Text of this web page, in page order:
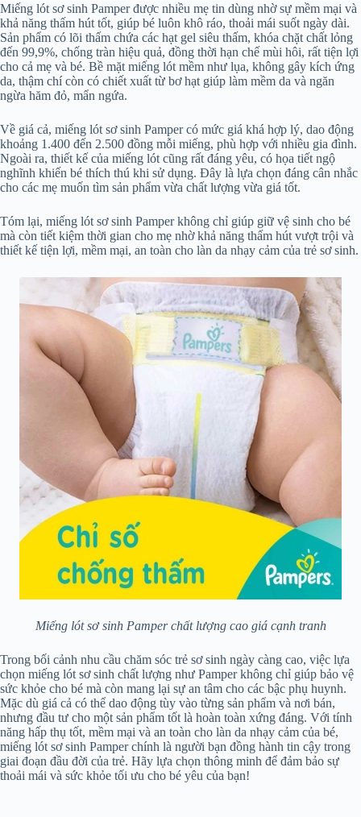
Miếng lót sơ sinh Pamper được nhiều mẹ tin dùng nhờ sự mềm mại và
khả năng thấm hút tốt, giúp bé luôn khô ráo, thoải mái suốt ngày dài.
Sản phẩm có lõi thấm chứa các hạt gel siêu thấm, khóa chặt chất lỏng
đến 99,9%, chống tràn hiệu quả, đồng thời hạn chế mùi hôi, rất tiện lợi
cho cả mẹ và bé. Bề mặt miếng lót mềm như lụa, không gây kích ứng
da, thậm chí còn có chiết xuất từ bơ hạt giúp làm mềm da và ngăn
ngừa hăm đỏ, mẩn ngứa.
Về giá cả, miếng lót sơ sinh Pamper có mức giá khá hợp lý, dao động
khoảng 1.400 đến 2.500 đồng mỗi miếng, phù hợp với nhiều gia đình.
Ngoài ra, thiết kế của miếng lót cũng rất đáng yêu, có họa tiết ngộ
nghĩnh khiến bé thích thú khi sử dụng. Đây là lựa chọn đáng cân nhắc
cho các mẹ muốn tìm sản phẩm vừa chất lượng vừa giá tốt.
Tóm lại, miếng lót sơ sinh Pamper không chỉ giúp giữ vệ sinh cho bé
mà còn tiết kiệm thời gian cho mẹ nhờ khả năng thấm hút vượt trội và
thiết kế tiện lợi, mềm mại, an toàn cho làn da nhạy cảm của trẻ sơ sinh.
Miếng lót sơ sinh Pamper chất lượng cao giá cạnh tranh
Trong bối cảnh nhu cầu chăm sóc trẻ sơ sinh ngày càng cao, việc lựa
chọn miếng lót sơ sinh chất lượng như Pamper không chỉ giúp bảo vệ
sức khỏe cho bé mà còn mang lại sự an tâm cho các bậc phụ huynh.
Mặc dù giá cả có thể dao động tùy vào từng sản phẩm và nơi bán,
nhưng đầu tư cho một sản phẩm tốt là hoàn toàn xứng đáng. Với tính
năng hấp thụ tốt, mềm mại và an toàn cho làn da nhạy cảm của bé,
miếng lót sơ sinh Pamper chính là người bạn đồng hành tin cậy trong
giai đoạn đầu đời của trẻ. Hãy lựa chọn thông minh để đảm bảo sự
thoải mái và sức khỏe tối ưu cho bé yêu của bạn!